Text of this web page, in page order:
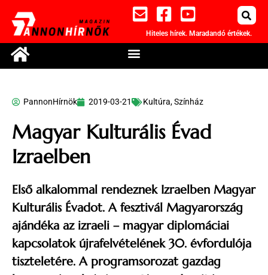
Hiteles hírek. Maradandó értékek.
PannonHírnök 2019-03-21 Kultúra,Színház
Magyar Kulturális Évad
Izraelben
Első alkalommal rendeznek Izraelben Magyar
Kulturális Évadot. A fesztivál Magyarország
ajándéka az izraeli – magyar diplomáciai
kapcsolatok újrafelvételének 30. évfordulója
tiszteletére. A programsorozat gazdag